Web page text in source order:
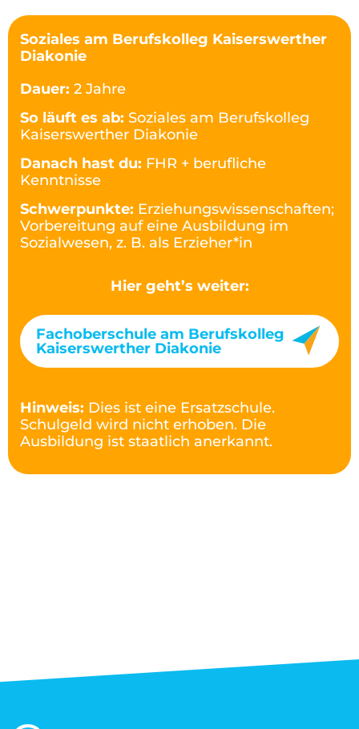
Soziales am Berufskolleg Kaiserswerther
Diakonie
Dauer: 2 Jahre
So läuft es ab: Soziales am Berufskolleg
Kaiserswerther Diakonie
Danach hast du: FHR + berufliche
Kenntnisse
Schwerpunkte: Erziehungswissenschaften;
Vorbereitung auf eine Ausbildung im
Sozialwesen, z. B. als Erzieher*in
Hier geht’s weiter:
Fachoberschule am Berufskolleg
Kaiserswerther Diakonie
Hinweis: Dies ist eine Ersatzschule.
Schulgeld wird nicht erhoben. Die
Ausbildung ist staatlich anerkannt.